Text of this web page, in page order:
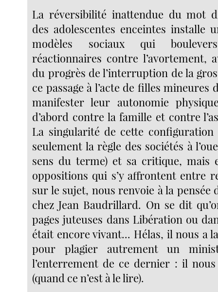
La réversibilité inattendue du mot
des adolescentes enceintes installe
modèles sociaux qui
réactionnaires contre l’avortement,
du progrès de l’interruption de la
ce passage à l’acte de filles
manifester leur autonomie
d’abord contre la famille et contre
La singularité de cette
seulement la règle des sociétés à
sens du terme) et sa critique, mais
oppositions qui s’y affrontent entre
sur le sujet, nous renvoie à la pensée
chez Jean Baudrillard. On se dit
pages juteuses dans Libération ou
était encore vivant... Hélas, il nous a
pour plagier autrement un
l’enterrement de ce dernier : il
(quand ce n’est à le lire).